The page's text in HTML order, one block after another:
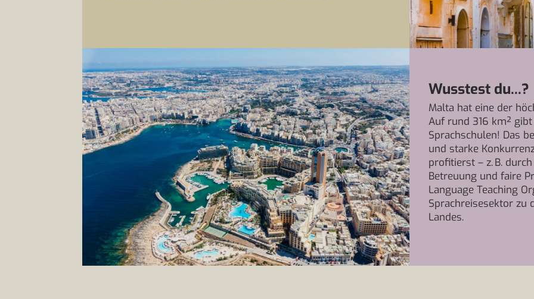
Wusstest du...?
Malta hat eine der
Auf rund 316 km²
Sprachschulen! Das
und starke
profitierst – z. B.
Betreuung und faire
Language Teaching
Sprachreisesektor zu
Landes.